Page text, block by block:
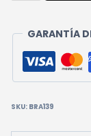
GARANTÍA
SKU: BRA139